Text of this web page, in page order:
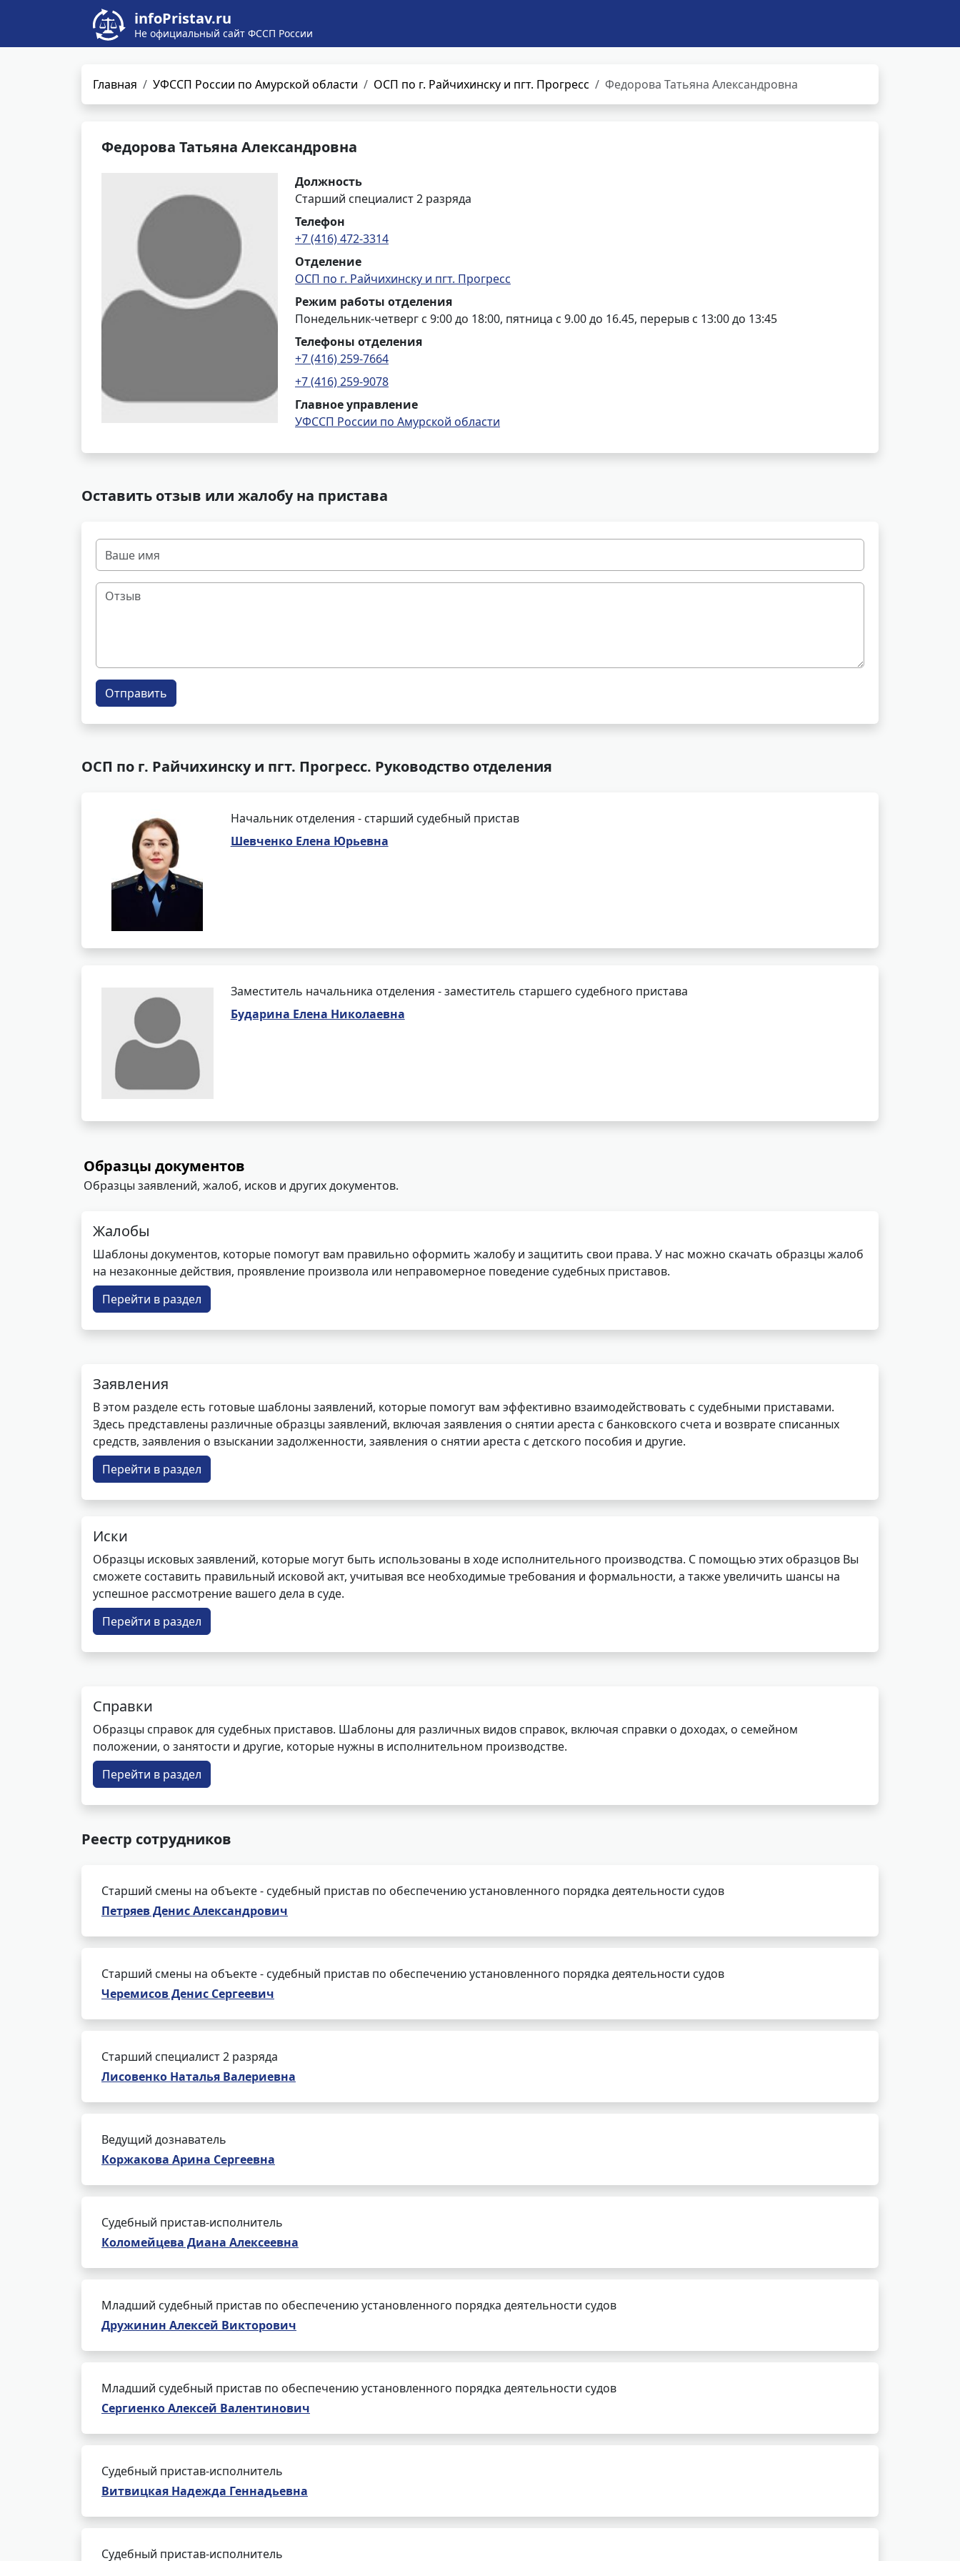
infoPristav.ru
Не официальный сайт ФССП России
Главная УФССП России по Амурской области ОСП по г. Райчихинску и пгт. Прогресс Федорова Татьяна Александровна
Федорова Татьяна Александровна
Должность
Старший специалист 2 разряда
Телефон
+7 (416) 472-3314
Отделение
ОСП по г. Райчихинску и пгт. Прогресс
Режим работы отделения
Понедельник-четверг с 9:00 до 18:00, пятница с 9.00 до 16.45, перерыв с 13:00 до 13:45
Телефоны отделения
+7 (416) 259-7664
+7 (416) 259-9078
Главное управление
УФССП России по Амурской области
Оставить отзыв или жалобу на пристава
Отправить
ОСП по г. Райчихинску и пгт. Прогресс. Руководство отделения
Начальник отделения - старший судебный пристав
Шевченко Елена Юрьевна
Заместитель начальника отделения - заместитель старшего судебного пристава
Бударина Елена Николаевна
Образцы документов
Образцы заявлений, жалоб, исков и других документов.
Жалобы
Шаблоны документов, которые помогут вам правильно оформить жалобу и защитить свои права. У нас можно скачать образцы жалоб
на незаконные действия, проявление произвола или неправомерное поведение судебных приставов.
Перейти в раздел
Заявления
В этом разделе есть готовые шаблоны заявлений, которые помогут вам эффективно взаимодействовать с судебными приставами.
Здесь представлены различные образцы заявлений, включая заявления о снятии ареста с банковского счета и возврате списанных
средств, заявления о взыскании задолженности, заявления о снятии ареста с детского пособия и другие.
Перейти в раздел
Иски
Образцы исковых заявлений, которые могут быть использованы в ходе исполнительного производства. С помощью этих образцов Вы
сможете составить правильный исковой акт, учитывая все необходимые требования и формальности, а также увеличить шансы на
успешное рассмотрение вашего дела в суде.
Перейти в раздел
Справки
Образцы справок для судебных приставов. Шаблоны для различных видов справок, включая справки о доходах, о семейном
положении, о занятости и другие, которые нужны в исполнительном производстве.
Перейти в раздел
Реестр сотрудников
Старший смены на объекте - судебный пристав по обеспечению установленного порядка деятельности судов
Петряев Денис Александрович
Старший смены на объекте - судебный пристав по обеспечению установленного порядка деятельности судов
Черемисов Денис Сергеевич
Старший специалист 2 разряда
Лисовенко Наталья Валериевна
Ведущий дознаватель
Коржакова Арина Сергеевна
Судебный пристав-исполнитель
Коломейцева Диана Алексеевна
Младший судебный пристав по обеспечению установленного порядка деятельности судов
Дружинин Алексей Викторович
Младший судебный пристав по обеспечению установленного порядка деятельности судов
Сергиенко Алексей Валентинович
Судебный пристав-исполнитель
Витвицкая Надежда Геннадьевна
Судебный пристав-исполнитель